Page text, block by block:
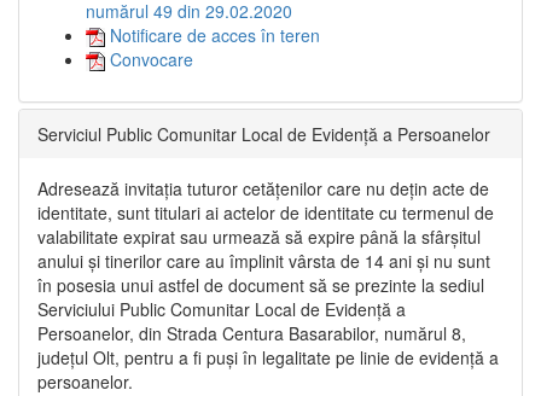
numărul 49 din 29.02.2020
Notificare de acces în teren
Convocare
Serviciul Public Comunitar Local de Evidență a Persoanelor
Adresează invitația tuturor cetățenilor care nu dețin acte de
identitate, sunt titulari ai actelor de identitate cu termenul de
valabilitate expirat sau urmează să expire până la sfârșitul
anului și tinerilor care au împlinit vârsta de 14 ani și nu sunt
în posesia unui astfel de document să se prezinte la sediul
Serviciului Public Comunitar Local de Evidență a
Persoanelor, din Strada Centura Basarabilor, numărul 8,
județul Olt, pentru a fi puși în legalitate pe linie de evidență a
persoanelor.